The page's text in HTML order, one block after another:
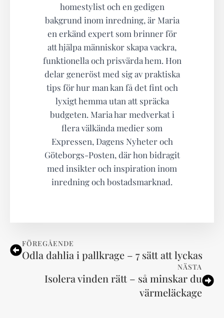
homestylist och en gedigen
bakgrund inom inredning, är Maria
en erkänd expert som brinner för
att hjälpa människor skapa vackra,
funktionella och prisvärda hem. Hon
delar generöst med sig av praktiska
tips för hur man kan få det fint och
lyxigt hemma utan att spräcka
budgeten. Maria har medverkat i
flera välkända medier som
Expressen, Dagens Nyheter och
Göteborgs-Posten, där hon bidragit
med insikter och inspiration inom
inredning och bostadsmarknad.
FÖREGÅENDE
Odla dahlia i pallkrage – 7 sätt att lyckas
NÄSTA
Isolera vinden rätt – så minskar du
värmeläckage